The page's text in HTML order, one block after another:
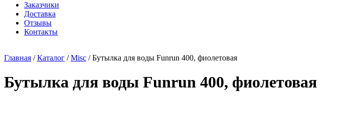
Заказчики
Доставка
Отзывы
Контакты
Главная /Каталог /Misc / Бутылка для воды Funrun 400, фиолетовая
Бутылка для воды Funrun 400, фиолетовая